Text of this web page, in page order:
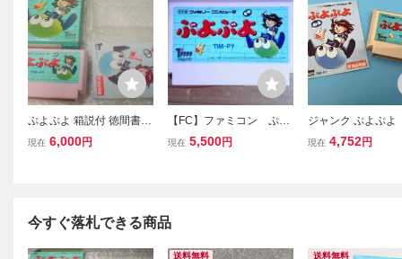
ぷよぷよ 箱説付 徳間書店
インターメディア TOKU
現在 6,000円
【FC】ファミコン ぷよ
ぷよ
現在 5,500円
ジャンク ぷよぷよ
現在 4,752円
今すぐ落札できる商品
送料無料 送料無料